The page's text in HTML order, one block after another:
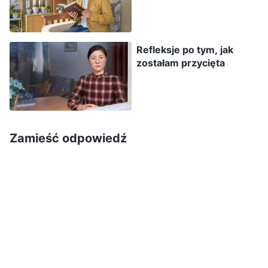
dawała innym więcej okazji do praktykowania,
czynić szybsze postępy. W ten sposób każdy
mógłby wykorzystywać swoje talenty i coraz
efektywniej wypełniać obowiązki. Popierałam
pomysł Laili, więc razem z nią udałam się, by
pomówić z Annie. Ku mojemu zaskoczeniu Annie
Refleksje po tym, jak
zostałam przycięta
Zamieść odpowiedź